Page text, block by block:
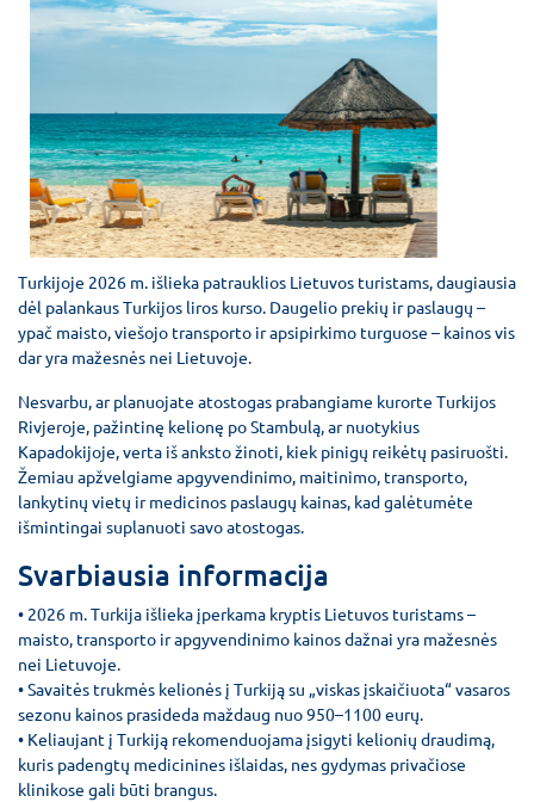
Turkijoje 2026 m. išlieka patrauklios Lietuvos turistams, daugiausia
dėl palankaus Turkijos liros kurso. Daugelio prekių ir paslaugų –
ypač maisto, viešojo transporto ir apsipirkimo turguose – kainos vis
dar yra mažesnės nei Lietuvoje.
Nesvarbu, ar planuojate atostogas prabangiame kurorte Turkijos
Rivjeroje, pažintinę kelionę po Stambulą, ar nuotykius
Kapadokijoje, verta iš anksto žinoti, kiek pinigų reikėtų pasiruošti.
Žemiau apžvelgiame apgyvendinimo, maitinimo, transporto,
lankytinų vietų ir medicinos paslaugų kainas, kad galėtumėte
išmintingai suplanuoti savo atostogas.
Svarbiausia informacija
• 2026 m. Turkija išlieka įperkama kryptis Lietuvos turistams –
maisto, transporto ir apgyvendinimo kainos dažnai yra mažesnės
nei Lietuvoje.
• Savaitės trukmės kelionės į Turkiją su „viskas įskaičiuota“ vasaros
sezonu kainos prasideda maždaug nuo 950–1100 eurų.
• Keliaujant į Turkiją rekomenduojama įsigyti kelionių draudimą,
kuris padengtų medicinines išlaidas, nes gydymas privačiose
klinikose gali būti brangus.